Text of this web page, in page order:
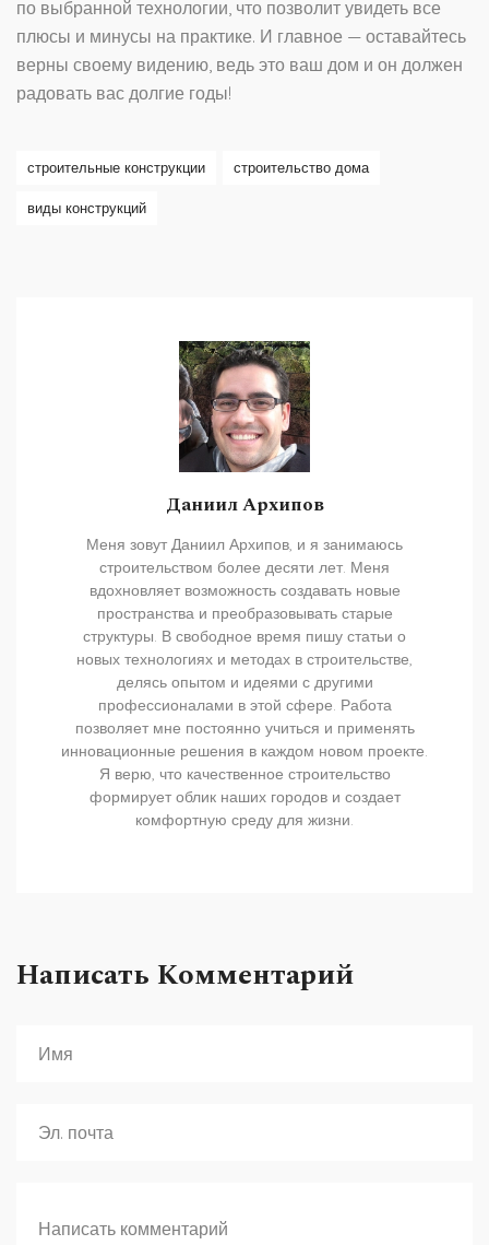
по выбранной технологии, что позволит увидеть все
плюсы и минусы на практике. И главное — оставайтесь
верны своему видению, ведь это ваш дом и он должен
радовать вас долгие годы!
строительные конструкции строительство дома
виды конструкций
Даниил Архипов
Меня зовут Даниил Архипов, и я занимаюсь
строительством более десяти лет. Меня
вдохновляет возможность создавать новые
пространства и преобразовывать старые
структуры. В свободное время пишу статьи о
новых технологиях и методах в строительстве,
делясь опытом и идеями с другими
профессионалами в этой сфере. Работа
позволяет мне постоянно учиться и применять
инновационные решения в каждом новом проекте.
Я верю, что качественное строительство
формирует облик наших городов и создает
комфортную среду для жизни.
Написать Комментарий